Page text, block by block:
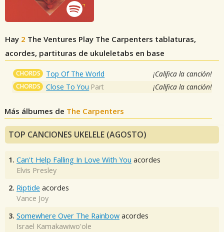
Hay 2 The Ventures Play The Carpenters tablaturas,
acordes, partituras de ukuleletabs en base
CHORDS Top Of The World ¡Califica la canción!
CHORDS Close To You Part ¡Califica la canción!
Más álbumes de The Carpenters
TOP CANCIONES UKELELE (AGOSTO)
1. Can't Help Falling In Love With You acordes
Elvis Presley
2. Riptide acordes
Vance Joy
3. Somewhere Over The Rainbow acordes
Israel Kamakawiwo'ole